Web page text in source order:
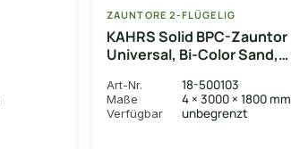
ZAUNTORE 2-FLÜGELIG
KAHRS Solid BPC-Zauntor
Universal, Bi-Color Sand,
Alu-Rahmen DB703
Art-Nr. 18-500103
Maße 4 × 3000 × 1800 mm
Verfügbar unbegrenzt